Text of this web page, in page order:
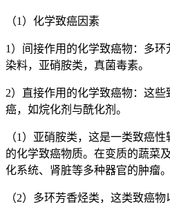
（1）化学致癌因素
1）间接作用的化学致癌物：多
染料，亚硝胺类，真菌毒素。
2）直接作用的化学致癌物：这
癌，如烷化剂与酰化剂。
（1）亚硝胺类，这是一类致癌
的化学致癌物质。在变质的蔬菜
化系统、肾脏等多种器官的肿瘤。
（2）多环芳香烃类，这类致癌